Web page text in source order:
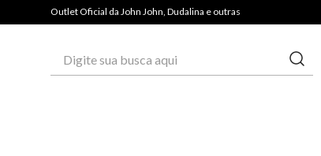
Outlet Oficial da John John, Dudalina e outras